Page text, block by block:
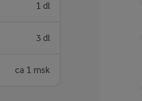
1 dl
3 dl
ca 1 msk